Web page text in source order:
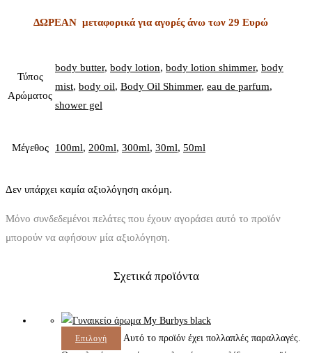
ΔΩΡΕΑΝ μεταφορικά για αγορές άνω των 29 Ευρώ
Τύπος
Αρώματος
body butter, body lotion, body lotion shimmer, body
mist, body oil, Body Oil Shimmer, eau de parfum,
shower gel
Μέγεθος 100ml, 200ml, 300ml, 30ml, 50ml
Δεν υπάρχει καμία αξιολόγηση ακόμη.
Μόνο συνδεδεμένοι πελάτες που έχουν αγοράσει αυτό το προϊόν
μπορούν να αφήσουν μία αξιολόγηση.
Σχετικά προϊόντα
Επιλογή
Αυτό το προϊόν έχει πολλαπλές παραλλαγές.